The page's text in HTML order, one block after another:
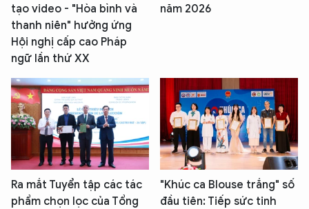
tạo video - "Hòa bình và
thanh niên" hưởng ứng
Hội nghị cấp cao Pháp
ngữ lần thứ XX
năm 2026
Ra mắt Tuyển tập các tác
phẩm chọn lọc của Tổng
"Khúc ca Blouse trắng" số
đầu tiên: Tiếp sức tinh